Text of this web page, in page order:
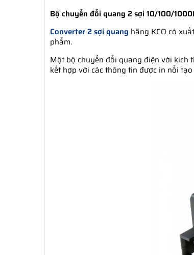
Bộ chuyển đổi quang 2 sợi 10/100/
Converter 2 sợi quang hãng KCO có
phẩm.
Một bộ chuyển đổi quang điện với kích
kết hợp với các thông tin được in nổi